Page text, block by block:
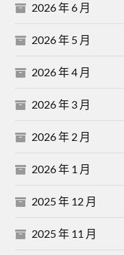
2026 年 6 月
2026 年 5 月
2026 年 4 月
2026 年 3 月
2026 年 2 月
2026 年 1 月
2025 年 12 月
2025 年 11 月